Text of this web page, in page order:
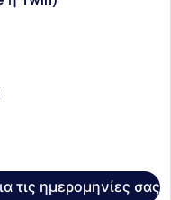
τις ημερομηνίες σας